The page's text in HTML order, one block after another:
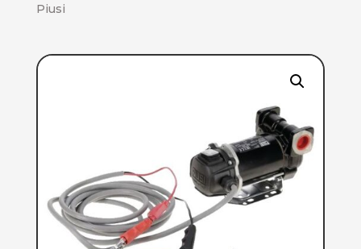
Piusi